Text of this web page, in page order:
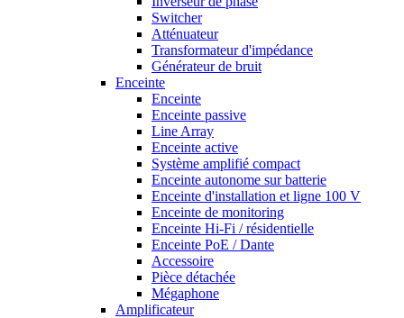
Switcher
Atténuateur
Transformateur d'impédance
Générateur de bruit
Enceinte
Enceinte
Enceinte passive
Line Array
Enceinte active
Système amplifié compact
Enceinte autonome sur batterie
Enceinte d'installation et ligne 100 V
Enceinte de monitoring
Enceinte Hi-Fi / résidentielle
Enceinte PoE / Dante
Accessoire
Pièce détachée
Mégaphone
Amplificateur